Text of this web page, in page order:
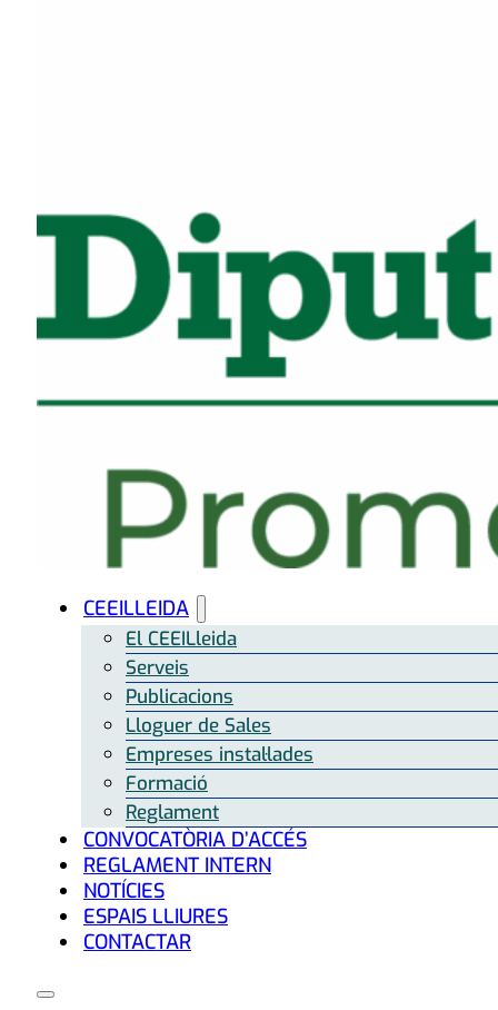
CEEILLEIDA
El CEEILleida
Serveis
Publicacions
Lloguer de Sales
Empreses instal·lades
Formació
Reglament
CONVOCATÒRIA D’ACCÉS
REGLAMENT INTERN
NOTÍCIES
ESPAIS LLIURES
CONTACTAR